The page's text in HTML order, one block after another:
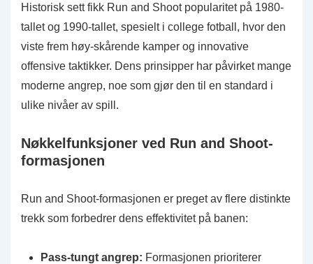
Historisk sett fikk Run and Shoot popularitet på 1980-
tallet og 1990-tallet, spesielt i college fotball, hvor den
viste frem høy-skårende kamper og innovative
offensive taktikker. Dens prinsipper har påvirket mange
moderne angrep, noe som gjør den til en standard i
ulike nivåer av spill.
Nøkkelfunksjoner ved Run and Shoot-
formasjonen
Run and Shoot-formasjonen er preget av flere distinkte
trekk som forbedrer dens effektivitet på banen:
Pass-tungt angrep: Formasjonen prioriterer